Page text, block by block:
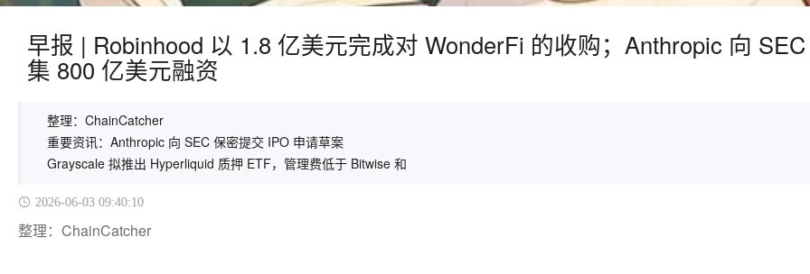
早报 | Robinhood 以 1.8 亿美元完成对 WonderFi 的收购；Anthropic 向
集 800 亿美元融资
整理：ChainCatcher
重要资讯：Anthropic 向 SEC 保密提交 IPO 申请草案
Grayscale 拟推出 Hyperliquid 质押 ETF，管理费低于 Bitwise 和
2026-06-03 09:40:10
整理：ChainCatcher